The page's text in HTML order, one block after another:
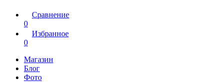
Сравнение
0
Избранное
0
Магазин
Блог
Фото